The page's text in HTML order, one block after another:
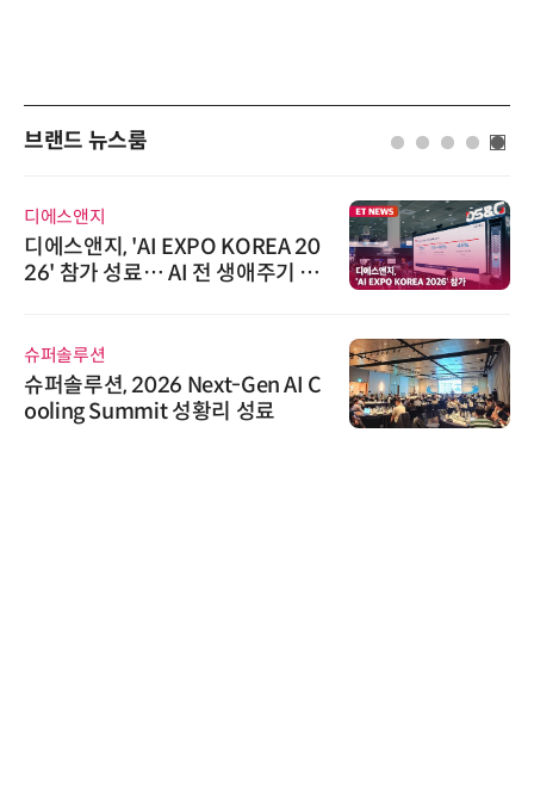
브랜드 뉴스룸
디에스앤지
디에스앤지, 'AI EXPO KOREA 20
26' 참가 성료… AI 전 생애주기 아
슈퍼솔루션
슈퍼솔루션, 2026 Next-Gen AI C
ooling Summit 성황리 성료